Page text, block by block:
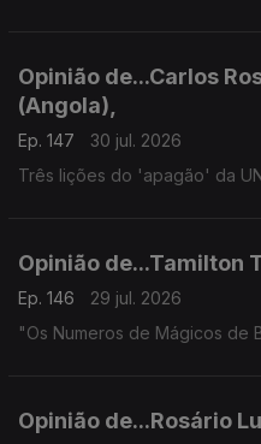
Opinião de...Carlos
(Angola),
Ep. 147
30 jul. 2026
Três lições do 'apagão' da
Opinião de...Tamilton
Ep. 146
29 jul. 2026
"Os Numeros de Mágicos de
Opinião de...Rosário